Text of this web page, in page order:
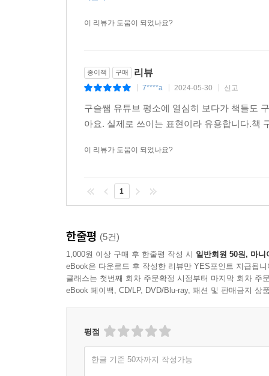
[문장 말하기 MP3]
2단계_ 네이티브 표현으로 실전 대화연습
[실전 대화 연습]
자신 있게 외웠다고 생각해도, 막힘없이 말할 수
[실전 대화 연습 MP3]
(파일명 TEST 01-2.mp3 ~ 20-2.mp3) 실전 대
좋습니다.
〈MP3파일 듣는 법〉
2. 길벗 홈페이지 : 홈페이지(www.gilbut.co.kr)에
이 리뷰가 도움이 되었나요?
종이책 구매 리뷰
7****a 2024-05-30 신고
구슬쌤 유튜브 평소에 열심히 보다가 책들도
아요. 실제로 쓰이는 표현이라 유용합니다.책
이 리뷰가 도움이 되었나요?
1
한줄평 (5건)
1,000원 이상 구매 후 한줄평 작성 시 일반회원 50원, 마니
eBook은 다운로드 후 작성한 리뷰만 YES포인트 지급됩니
클래스는 첫번째 회차 주문확정 시점부터 마지막 회차 주
eBook 페이백, CD/LP, DVD/Blu-ray, 패션 및 판매금지 상
평점
한글 기준 50자까지 작성가능